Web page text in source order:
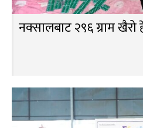
नक्सालबाट २९६ ग्राम खैरो